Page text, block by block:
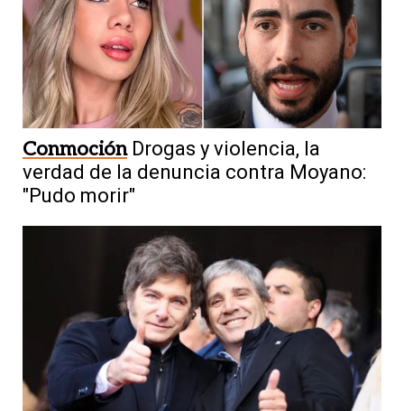
Conmoción Drogas y violencia, la
verdad de la denuncia contra Moyano:
"Pudo morir"